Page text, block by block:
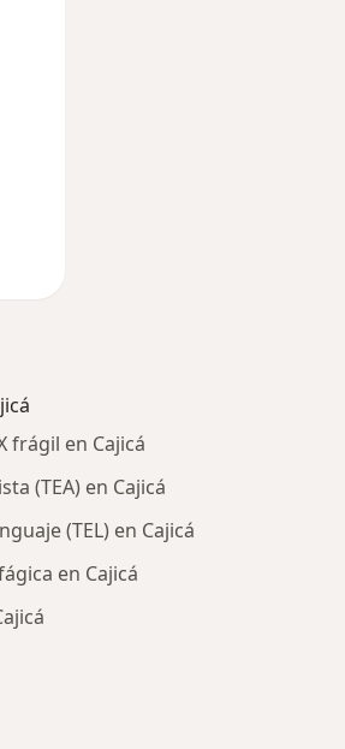
frágil en Cajicá
(TEA) en Cajicá
(TEL) en Cajicá
en Cajicá